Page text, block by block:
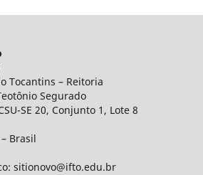
Tocantins – Reitoria
Segurado
SE 20, Conjunto 1, Lote 8
Brasil
sitionovo@ifto.edu.br